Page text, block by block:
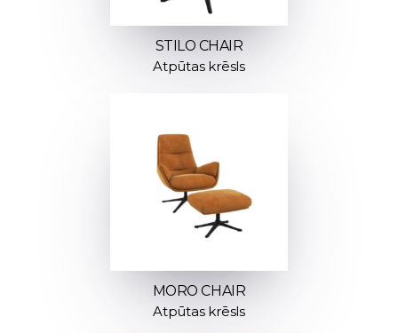
STILO CHAIR
Atpūtas krēsls
MORO CHAIR
Atpūtas krēsls